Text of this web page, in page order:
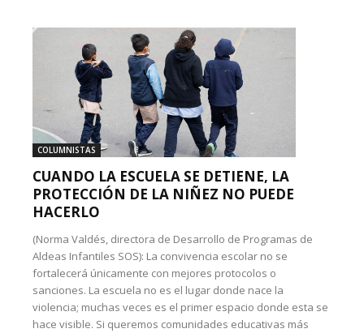
COLUMNISTAS
CUANDO LA ESCUELA SE DETIENE, LA
PROTECCIÓN DE LA NIÑEZ NO PUEDE
HACERLO
(Norma Valdés, directora de Desarrollo de Programas de
Aldeas Infantiles SOS): La convivencia escolar no se
fortalecerá únicamente con mejores protocolos o
sanciones. La escuela no es el lugar donde nace la
violencia; muchas veces es el primer espacio donde esta se
hace visible. Si queremos comunidades educativas más